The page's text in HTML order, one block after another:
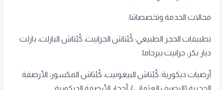
مجالات الخدمة وتخصصاتنا:
تطبيقات الحجر الطبيعي: كُبْتاش الجرانيت، كُبْتاش البازلت، بازلت
ديار بكر، جرانيت بيرجاما.
أرضيات ديكورية: كُبْتاش البيغونيت، كُبْتاش المكسور، الأرصفة
الحجرية (الرصيف العثماني)، أحجار الأرصفة الديكورية.